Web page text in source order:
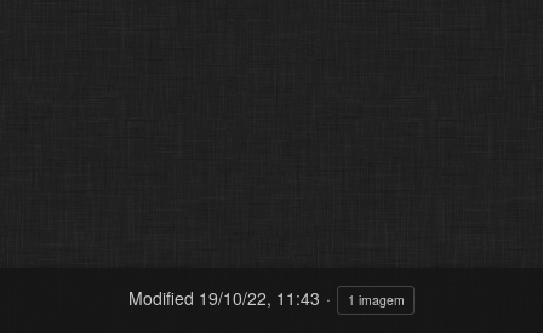
Modified 19/10/22, 11:43 1 imagem